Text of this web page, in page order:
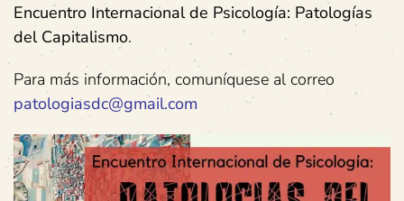
Encuentro Internacional de Psicología: Patologías
del Capitalismo.
Para más información, comuníquese al correo
patologiasdc@gmail.com